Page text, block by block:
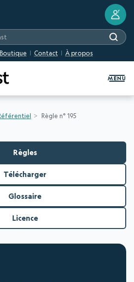
Boutique Contact À propos
?
MENU
Règle n° 195
Règles
Télécharger
Glossaire
Licence